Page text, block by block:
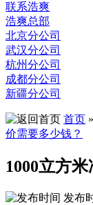
联系浩爽
浩爽总部
北京分公司
武汉分公司
杭州分公司
成都分公司
新疆分公司
首页 »
价需要多少钱？
1000立方
发布